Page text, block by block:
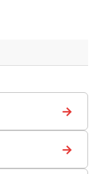
→
→